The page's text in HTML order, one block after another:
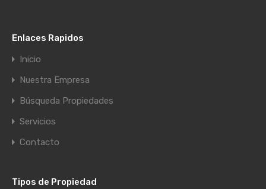
Enlaces Rapidos
Inicio
Nuestra Empresa
Búsqueda Propiedades
Servicios
Contacto
Tipos de Propiedad